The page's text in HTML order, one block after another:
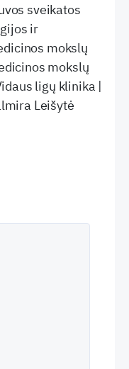
sveikatos
ir
mokslų
mokslų
ligų klinika |
Leišytė